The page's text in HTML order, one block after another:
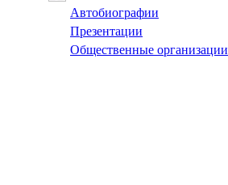
Автобиографии
Презентации
Общественные организации